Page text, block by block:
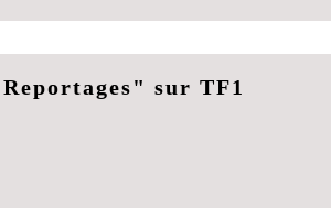
sur TF1